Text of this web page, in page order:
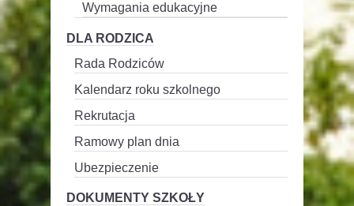
Wymagania edukacyjne
DLA RODZICA
Rada Rodziców
Kalendarz roku szkolnego
Rekrutacja
Ramowy plan dnia
Ubezpieczenie
DOKUMENTY SZKOŁY